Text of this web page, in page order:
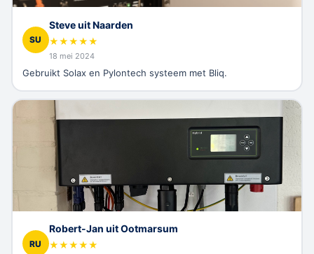
SU
Steve uit Naarden
★★★★★
18 mei 2024
Gebruikt Solax en Pylontech systeem met Bliq.
RU
Robert-Jan uit Ootmarsum
★★★★★